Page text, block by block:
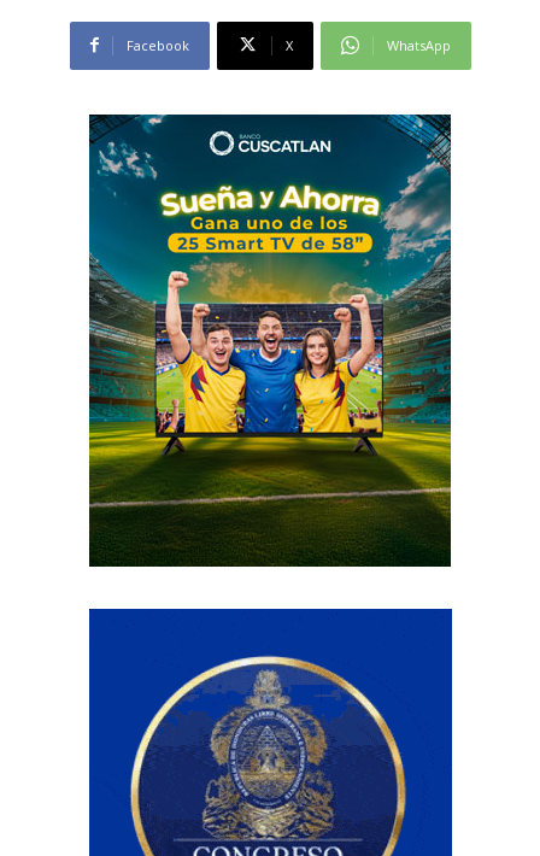
Facebook X WhatsApp